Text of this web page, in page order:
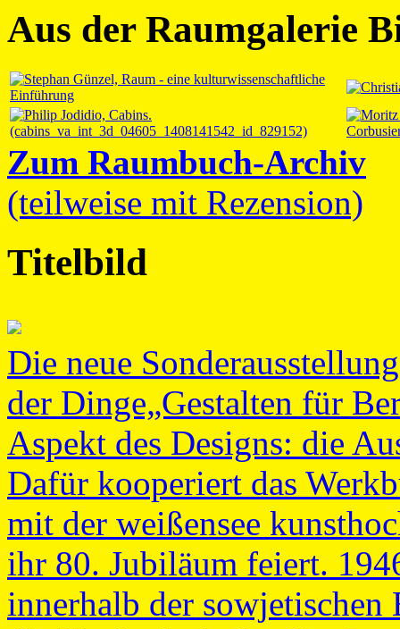
Aus der Raumgalerie
Zum Raumbuch-Archiv
(teilweise mit Rezension)
Titelbild
Die neue
der Dinge„Gestalten für
Aspekt des Designs: die
Dafür kooperiert das
mit der weißensee
ihr 80. Jubiläum feiert.
innerhalb der sowjetischen